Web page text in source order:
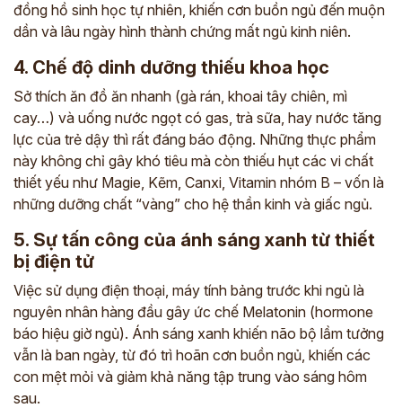
đồng hồ sinh học tự nhiên, khiến cơn buồn ngủ đến muộn
dần và lâu ngày hình thành chứng mất ngủ kinh niên.
4. Chế độ dinh dưỡng thiếu khoa học
Sở thích ăn đồ ăn nhanh (gà rán, khoai tây chiên, mì
cay…) và uống nước ngọt có gas, trà sữa, hay nước tăng
lực của trẻ dậy thì rất đáng báo động. Những thực phẩm
này không chỉ gây khó tiêu mà còn thiếu hụt các vi chất
thiết yếu như Magie, Kẽm, Canxi, Vitamin nhóm B – vốn là
những dưỡng chất “vàng” cho hệ thần kinh và giấc ngủ.
5. Sự tấn công của ánh sáng xanh từ thiết
bị điện tử
Việc sử dụng điện thoại, máy tính bảng trước khi ngủ là
nguyên nhân hàng đầu gây ức chế Melatonin (hormone
báo hiệu giờ ngủ). Ánh sáng xanh khiến não bộ lầm tưởng
vẫn là ban ngày, từ đó trì hoãn cơn buồn ngủ, khiến các
con mệt mỏi và giảm khả năng tập trung vào sáng hôm
sau.